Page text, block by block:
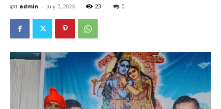
द्वारा admin - July 7, 2026 23 0